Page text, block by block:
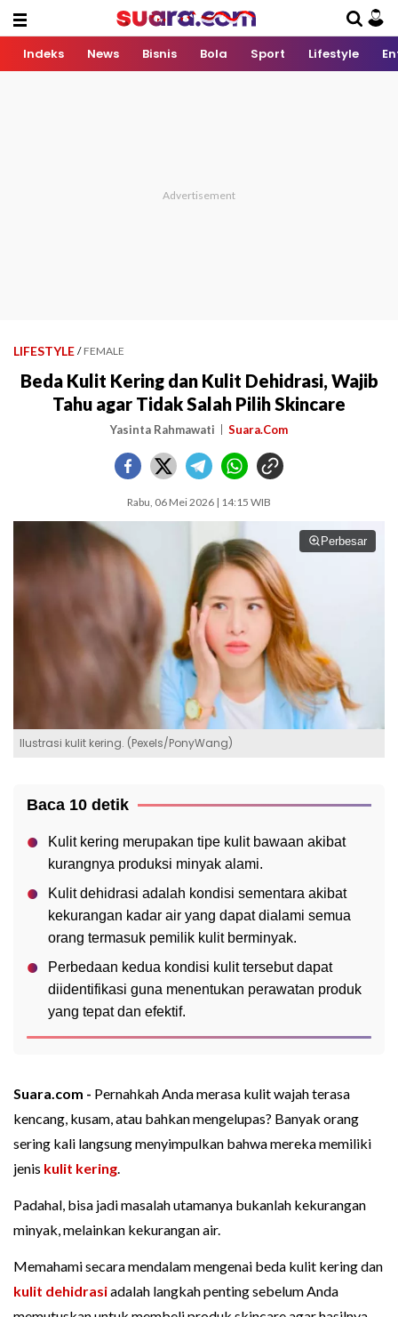
Indeks News Bisnis Bola Sport Lifestyle
LIFESTYLE / FEMALE
Beda Kulit Kering dan Kulit Dehidrasi, Wajib
Tahu agar Tidak Salah Pilih Skincare
Yasinta Rahmawati Suara.Com
Rabu, 06 Mei 2026 | 14:15 WIB
Perbesar
Ilustrasi kulit kering. (Pexels/PonyWang)
Baca 10 detik
Kulit kering merupakan tipe kulit bawaan akibat
kurangnya produksi minyak alami.
Kulit dehidrasi adalah kondisi sementara akibat
kekurangan kadar air yang dapat dialami semua
orang termasuk pemilik kulit berminyak.
Perbedaan kedua kondisi kulit tersebut dapat
diidentifikasi guna menentukan perawatan produk
yang tepat dan efektif.
Suara.com - Pernahkah Anda merasa kulit wajah terasa
kencang, kusam, atau bahkan mengelupas? Banyak orang
sering kali langsung menyimpulkan bahwa mereka memiliki
jenis kulit kering.
Padahal, bisa jadi masalah utamanya bukanlah kekurangan
minyak, melainkan kekurangan air.
Memahami secara mendalam mengenai beda kulit kering dan
kulit dehidrasiadalah langkah penting sebelum Anda